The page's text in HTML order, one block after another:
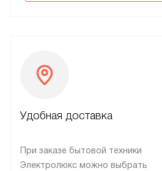
Удобная доставка
При заказе бытовой техники
Электролюкс можно выбрать